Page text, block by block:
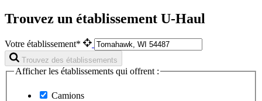
Trouvez un établissement U-Haul
Votre établissement*
Trouvez des établissements
Afficher les établissements qui offrent :
Camions